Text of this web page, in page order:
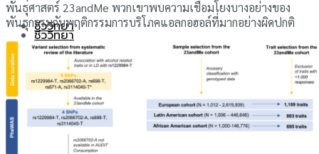
ชีววิทยา
วิทยาศาสตร์สุขภาพ
ชีววิทยาโมเลกุล
ชีววิทยา
วิทยาศาสตร์สุขภาพ
ชีววิทยาโมเลกุล
พันธุศาสตร์ 23andMe พวกเขาพบความเชื่อมโยงบางอย่างของ
พันธุกรรมกับพฤติกรรมการบริโภคแอลกอฮอล์ที่มากอย่างผิดปกติ